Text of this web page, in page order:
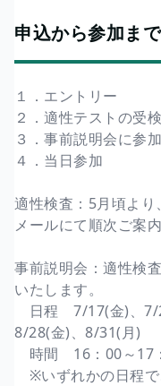
申込から参加ま
１．エントリー
２．適性テストの受検
３．事前説明会に参加
４．当日参加
適性検査：5月頃よ
メールにて順次ご案
事前説明会：適性検
いたします。
日程 7/17(金)、7/
8/28(金)、8/31(月)
時間 16：00～17
※いずれかの日程で